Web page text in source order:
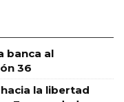
banca al
36
la libertad